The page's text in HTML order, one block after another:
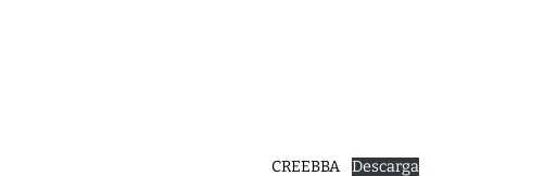
CREEBBA Descarga